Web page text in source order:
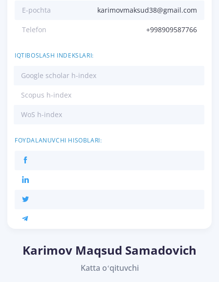
E-pochta karimovmaksud38@gmail.com
Telefon +998909587766
IQTIBOSLASH INDEKSLARI:
Google scholar h-index
Scopus h-index
WoS h-index
FOYDALANUVCHI HISOBLARI:
Karimov Maqsud Samadovich
Katta oʻqituvchi